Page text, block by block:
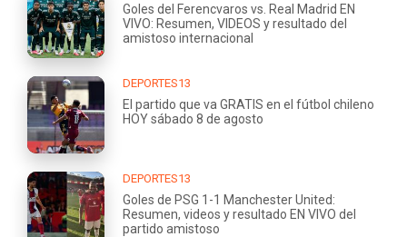
Goles del Ferencvaros vs. Real Madrid EN
VIVO: Resumen, VIDEOS y resultado del
amistoso internacional
DEPORTES13
El partido que va GRATIS en el fútbol chileno
HOY sábado 8 de agosto
DEPORTES13
Goles de PSG 1-1 Manchester United:
Resumen, videos y resultado EN VIVO del
partido amistoso